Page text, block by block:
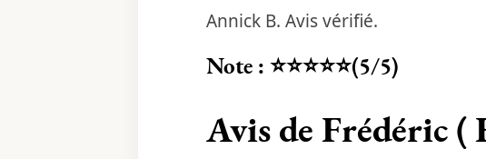
Annick B. Avis vérifié.
Note : ⭐⭐⭐⭐⭐(5/5)
Avis de Frédéric (